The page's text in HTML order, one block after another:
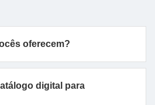
oferecem?
digital para